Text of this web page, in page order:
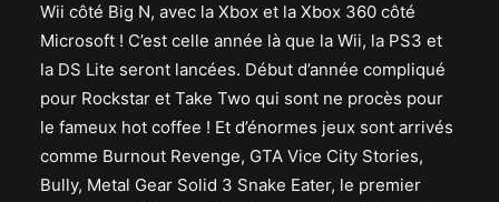
Wii côté Big N, avec la Xbox et la Xbox 360 côté
Microsoft ! C’est celle année là que la Wii, la PS3 et
la DS Lite seront lancées. Début d’année compliqué
pour Rockstar et Take Two qui sont ne procès pour
le fameux hot coffee ! Et d’énormes jeux sont arrivés
comme Burnout Revenge, GTA Vice City Stories,
Bully, Metal Gear Solid 3 Snake Eater, le premier